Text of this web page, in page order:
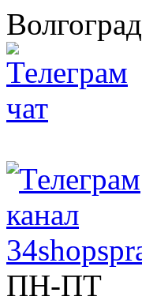
Волгоград
ПН-ПТ